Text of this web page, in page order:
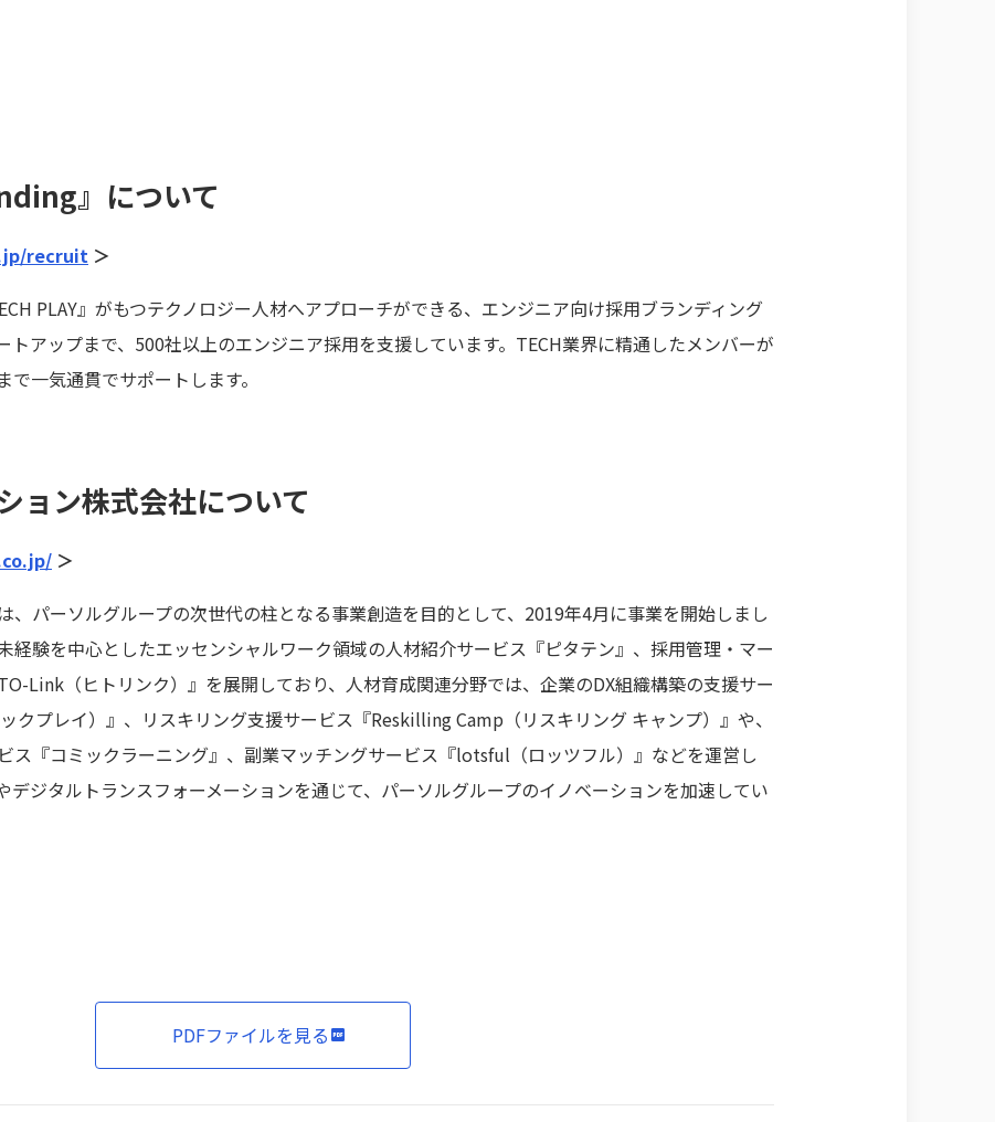
』について
recruit ＞
PLAY』がもつテクノロジー人材へアプローチができる、エンジニア向け採用ブランディング
トアップまで、500社以上のエンジニア採用を支援しています。TECH業界に精通したメンバーが
一気通貫でサポートします。
ョン株式会社について
＞
、パーソルグループの次世代の柱となる事業創造を目的として、2019年4月に事業を開始しまし
経験を中心としたエッセンシャルワーク領域の人材紹介サービス『ピタテン』、採用管理・マー
Link（ヒトリンク）』を展開しており、人材育成関連分野では、企業のDX組織構築の支援サー
クプレイ）』、リスキリング支援サービス『Reskilling Camp（リスキリング キャンプ）』や、
ス『コミックラーニング』、副業マッチングサービス『lotsful（ロッツフル）』などを運営し
デジタルトランスフォーメーションを通じて、パーソルグループのイノベーションを加速してい
PDFファイルを見る